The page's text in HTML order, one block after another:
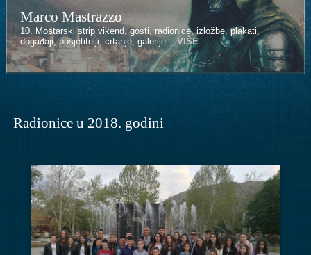
Marco Mastrazzo
10. Mostarski strip vikend, gosti, radionice, izložbe, plakati,
događaji, posjetitelji, crtanje, galerije...VIŠE
Radionice u 2018. godini